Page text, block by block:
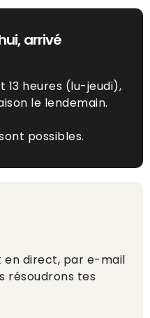
arrivé
13 heures (lu-jeudi),
le lendemain.
possibles.
direct, par e-mail
résoudrons tes